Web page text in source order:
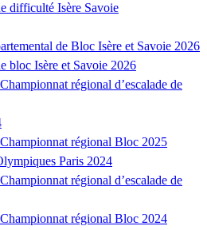
difficulté Isère Savoie
de Bloc Isère et Savoie 2026
bloc Isère et Savoie 2026
régional d’escalade de
régional Bloc 2025
Paris 2024
régional d’escalade de
régional Bloc 2024